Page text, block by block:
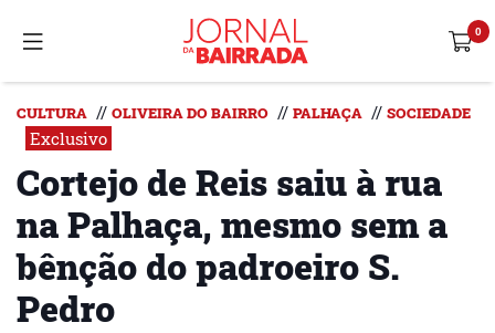
CULTURA // OLIVEIRA DO BAIRRO // PALHAÇA // SOCIEDADE
Exclusivo
Cortejo de Reis saiu à rua
na Palhaça, mesmo sem a
bênção do padroeiro S.
Pedro